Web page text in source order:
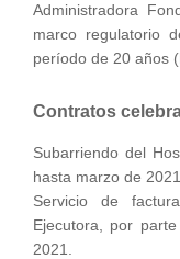
Administradora
marco regulatorio
período de 20 años
Contratos
Subarriendo del
hasta marzo de
Servicio de
Ejecutora, por
2021.